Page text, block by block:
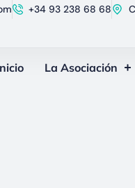
+34 93 238 68 68
La Asociación